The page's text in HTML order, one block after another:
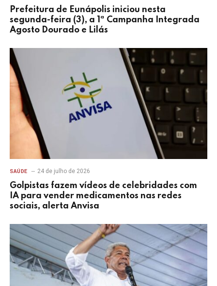
Prefeitura de Eunápolis iniciou nesta
segunda-feira (3), a 1ª Campanha Integrada
Agosto Dourado e Lilás
SAÚDE 24 de julho de 2026
Golpistas fazem vídeos de celebridades com
IA para vender medicamentos nas redes
sociais, alerta Anvisa